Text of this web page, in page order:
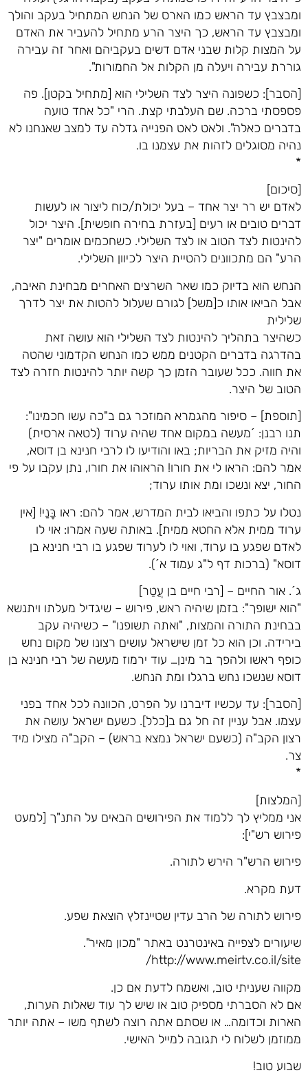
ומבצבץ עד הראש כמו הארס של הנחש המתחיל בעקב והולך
ומבצבץ עד הראש, כך היצר הרע מתחיל להעביר את האדם
על המצות קלות שבני אדם דשים בעקביהם ואחר זה עבירה
גוררת עבירה ויעלה מן הקלות אל החמורות".
[הסבר]: כשפונה היצר לצד השלילי הוא [מתחיל בקטן]. פה
פספסתי ברכה. שם העלבתי קצת. הרי "כל אחד טועה
בדברים כאלה". ולאט לאט הפנייה גדלה עד למצב שאנחנו לא
נהיה מסוגלים לזהות את עצמנו בו.
*
[סיכום]
לאדם יש רר יצר אחד – בעל יכולת/כוח ליצור או לעשות
דברים טובים או רעים [בעזרת בחירה חופשית]. היצר יכול
להינטות לצד הטוב או לצד השלילי. כשחכמים אומרים "יצר
הרע" הם מתכוונים להטיית היצר לכיוון השלילי.
הנחש הוא בדיוק כמו שאר השרצים האחרים מבחינת האיבה,
אבל הביאו אותו כ[משל] לגורם שעלול להטות את יצר לדרך
שלילית
כשהיצר בתהליך להינטות לצד השלילי הוא עושה זאת
בהדרגה בדברים הקטנים ממש כמו הנחש הקדמוני שהטה
את חווה. ככל שעובר הזמן כך קשה יותר להינטות חזרה לצד
הטוב של היצר.
[תוספת] – סיפור מהגמרא המוזכר גם ב"כה עשו חכמינו":
תנו רבנן: ´מעשה במקום אחד שהיה ערוד (לטאה ארסית)
והיה מזיק את הבריות; באו והודיעו לו לרבי חנינא בן דוסא,
אמר להם: הראו לי את חורו! הראוהו את חורו, נתן עקבו על פי
החור, יצא ונשכו ומת אותו ערוד;
נטלו על כתפו והביאו לבית המדרש, אמר להם: ראו בָּנַי! [אין
ערוד ממית אלא החטא ממית]. באותה שעה אמרו: אוי לו
לאדם שפגע בו ערוד, ואוי לו לערוד שפגע בו רבי חנינא בן
דוסא" (ברכות דף ל"ג עמוד א´).
ג´. אור החיים – [רבי חיים בן עֲטַר]
"הוא ישופך": בזמן שיהיה ראש, פירוש – שיגדיל מעלתו ויתנשא
בבחינת התורה והמצות, "ואתה תשופנו" – כשיהיה עקב
בירידה. וכן הוא כל זמן שישראל עושים רצונו של מקום נחש
כופף ראשו ולהפך בר מינן… עוד ירמוז מעשה של רבי חנינא בן
דוסא שנשכו נחש ברגלו ומת הנחש.
[הסבר]: עד עכשיו דיברנו על הפרט, הכוונה לכל אחד בפני
עצמו. אבל עניין זה חל גם ב[כלל]. כשעם ישראל עושה את
רצון הקב"ה (כשעם ישראל נמצא בראש) – הקב"ה מצילו מיד
צר.
*
[המלצות]
אני ממליץ לך ללמוד את הפירושים הבאים על התנ"ך [למעט
פירוש רש"י]:
פירוש הרש"ר הירש לתורה.
דעת מקרא.
פירוש לתורה של הרב עדין שטיינזלץ הוצאת שפע.
שיעורים לצפייה באינטרנט באתר "מכון מאיר".
http://www.meirtv.co.il/site/
מקווה שעניתי טוב, ואשמח לדעת אם כן.
אם לא הסברתי מספיק טוב או שיש לך עוד שאלות הערות,
הארות וכדומה… או שסתם אתה רוצה לשתף משו – אתה יותר
ממוזמן לשלוח לי תגובה למייל האישי.
שבוע טוב!